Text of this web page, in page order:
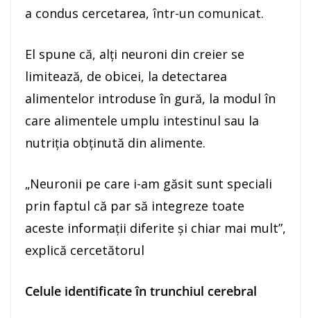
a condus cercetarea, într-un comunicat.
El spune că, alţi neuroni din creier se
limitează, de obicei, la detectarea
alimentelor introduse în gură, la modul în
care alimentele umplu intestinul sau la
nutriţia obţinută din alimente.
„Neuronii pe care i-am găsit sunt speciali
prin faptul că par să integreze toate
aceste informaţii diferite şi chiar mai mult”,
explică cercetătorul
Celule identificate în trunchiul cerebral